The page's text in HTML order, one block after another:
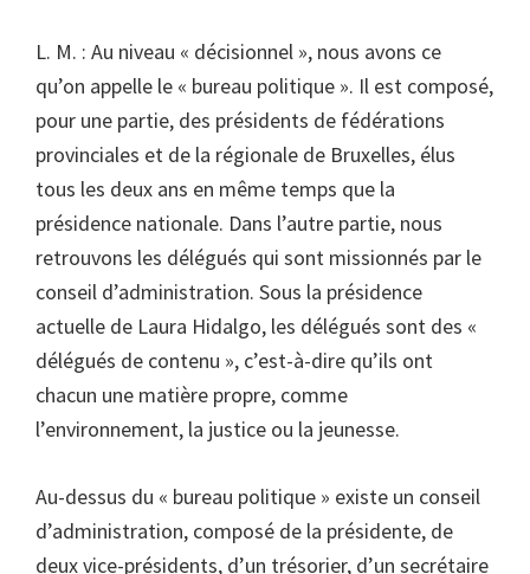
L. M. : Au niveau « décisionnel », nous avons ce
qu’on appelle le « bureau politique ». Il est composé,
pour une partie, des présidents de fédérations
provinciales et de la régionale de Bruxelles, élus
tous les deux ans en même temps que la
présidence nationale. Dans l’autre partie, nous
retrouvons les délégués qui sont missionnés par le
conseil d’administration. Sous la présidence
actuelle de Laura Hidalgo, les délégués sont des «
délégués de contenu », c’est-à-dire qu’ils ont
chacun une matière propre, comme
l’environnement, la justice ou la jeunesse.
Au-dessus du « bureau politique » existe un conseil
d’administration, composé de la présidente, de
deux vice-présidents, d’un trésorier, d’un secrétaire